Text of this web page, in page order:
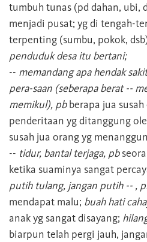
tumbuh tunas (pd dahan, ubi,
menjadi pusat; yg di tengah-
terpenting (sumbu, pokok,
penduduk desa itu bertani;
-- memandang apa hendak
pera-saan (seberapa berat --
memikul), pbberapa jua
penderitaan yg ditanggung
susah jua orang yg
-- tidur, bantal terjaga, pb
ketika suaminya sangat
putih tulang, jangan putih -- ,
mendapat malu; buah hati
anak yg sangat disayang;
biarpun telah pergi jauh,